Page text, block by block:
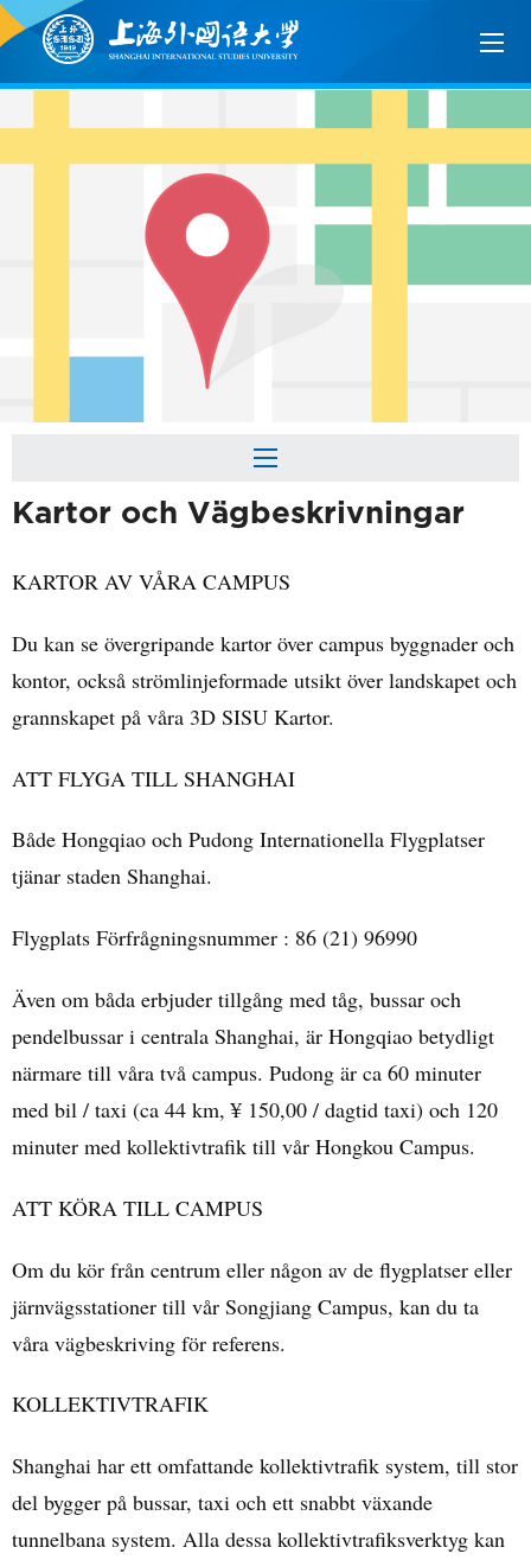
Kartor och Vägbeskrivningar
KARTOR AV VÅRA CAMPUS
Du kan se övergripande kartor över campus byggnader och
kontor, också strömlinjeformade utsikt över landskapet och
grannskapet på våra 3D SISU Kartor.
ATT FLYGA TILL SHANGHAI
Både Hongqiao och Pudong Internationella Flygplatser
tjänar staden Shanghai.
Flygplats Förfrågningsnummer : 86 (21) 96990
Även om båda erbjuder tillgång med tåg, bussar och
pendelbussar i centrala Shanghai, är Hongqiao betydligt
närmare till våra två campus. Pudong är ca 60 minuter
med bil / taxi (ca 44 km, ¥ 150,00 / dagtid taxi) och 120
minuter med kollektivtrafik till vår Hongkou Campus.
ATT KÖRA TILL CAMPUS
Om du kör från centrum eller någon av de flygplatser eller
järnvägsstationer till vår Songjiang Campus, kan du ta
våra vägbeskriving för referens.
KOLLEKTIVTRAFIK
Shanghai har ett omfattande kollektivtrafik system, till stor
del bygger på bussar, taxi och ett snabbt växande
tunnelbana system. Alla dessa kollektivtrafiksverktyg kan